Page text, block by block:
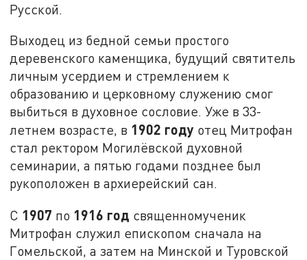
Русской.
Выходец из бедной семьи простого
деревенского каменщика, будущий святитель
личным усердием и стремлением к
образованию и церковному служению смог
выбиться в духовное сословие. Уже в 33-
летнем возрасте, в 1902 году отец Митрофан
стал ректором Могилёвской духовной
семинарии, а пятью годами позднее был
рукоположен в архиерейский сан.
С 1907 по 1916 год священномученик
Митрофан служил епископом сначала на
Гомельской, а затем на Минской и Туровской